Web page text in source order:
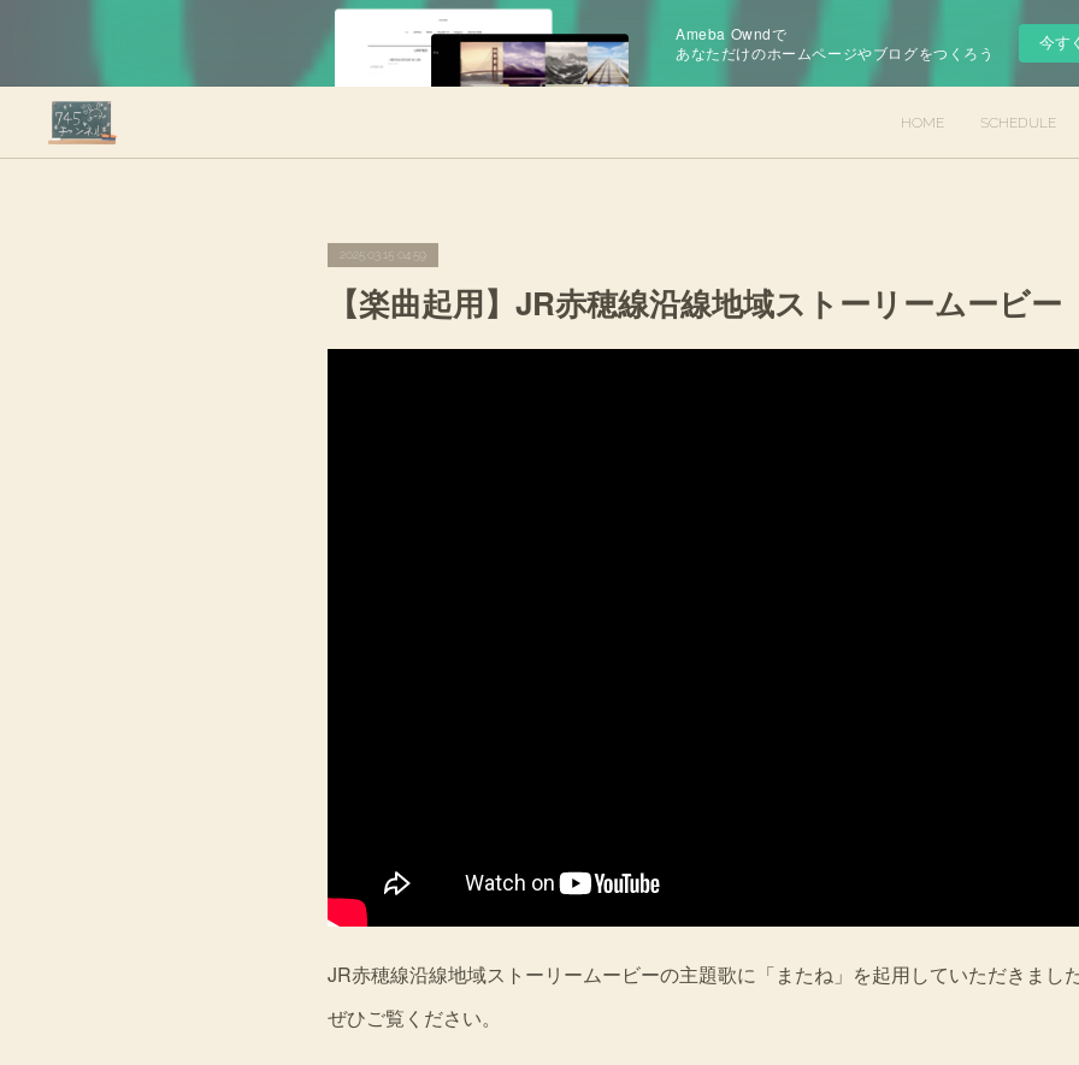
Ameba Owndで
あなただけのホームページやブログをつくろう
今す
HOME SCHEDULE
2025.03.15 04:59
【楽曲起用】JR赤穂線沿線地域ストーリームービー
JR赤穂線沿線地域ストーリームービーの主題歌に「またね」を起用していただきまし
ぜひご覧ください。